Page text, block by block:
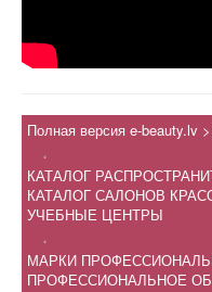
Полная версия e-beauty.lv
.
КАТАЛОГ
КАТАЛОГ САЛОНОВ
УЧЕБНЫЕ ЦЕНТРЫ
.
МАРКИ
ПРОФЕССИОНАЛЬНОЕ